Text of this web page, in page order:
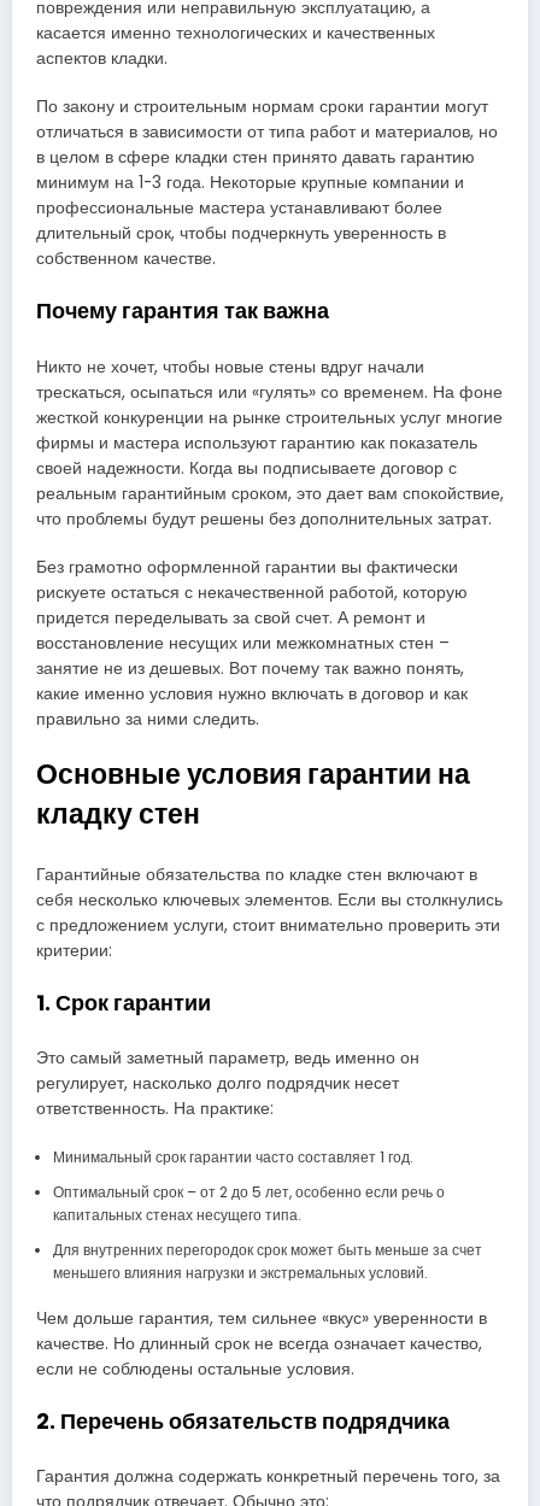
повреждения или неправильную эксплуатацию, а
касается именно технологических и качественных
аспектов кладки.
По закону и строительным нормам сроки гарантии могут
отличаться в зависимости от типа работ и материалов, но
в целом в сфере кладки стен принято давать гарантию
минимум на 1-3 года. Некоторые крупные компании и
профессиональные мастера устанавливают более
длительный срок, чтобы подчеркнуть уверенность в
собственном качестве.
Почему гарантия так важна
Никто не хочет, чтобы новые стены вдруг начали
трескаться, осыпаться или «гулять» со временем. На фоне
жесткой конкуренции на рынке строительных услуг многие
фирмы и мастера используют гарантию как показатель
своей надежности. Когда вы подписываете договор с
реальным гарантийным сроком, это дает вам спокойствие,
что проблемы будут решены без дополнительных затрат.
Без грамотно оформленной гарантии вы фактически
рискуете остаться с некачественной работой, которую
придется переделывать за свой счет. А ремонт и
восстановление несущих или межкомнатных стен –
занятие не из дешевых. Вот почему так важно понять,
какие именно условия нужно включать в договор и как
правильно за ними следить.
Основные условия гарантии на
кладку стен
Гарантийные обязательства по кладке стен включают в
себя несколько ключевых элементов. Если вы столкнулись
с предложением услуги, стоит внимательно проверить эти
критерии:
1. Срок гарантии
Это самый заметный параметр, ведь именно он
регулирует, насколько долго подрядчик несет
ответственность. На практике:
Минимальный срок гарантии часто составляет 1 год.
Оптимальный срок – от 2 до 5 лет, особенно если речь о
капитальных стенах несущего типа.
Для внутренних перегородок срок может быть меньше за счет
меньшего влияния нагрузки и экстремальных условий.
Чем дольше гарантия, тем сильнее «вкус» уверенности в
качестве. Но длинный срок не всегда означает качество,
если не соблюдены остальные условия.
2. Перечень обязательств подрядчика
Гарантия должна содержать конкретный перечень того, за